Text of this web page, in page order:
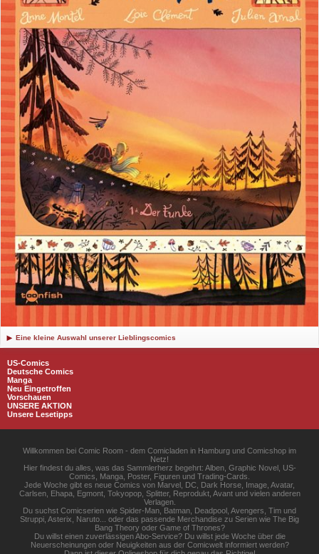
Eine kleine Auswahl unserer Lieblingscomics
US-Comics
Deutsche Comics
Manga
Neu Eingetroffen
Vorschauen
UNSERE AKTION
Unsere Lesetipps
Willkommen bei Comic Room - dem Comicladen in Hamburg und Comicshop im
Netz!
Hier findest du alles, was das Sammlerherz begehrt: Alben, Graphic Novel, US-
Comics, Manga, Poster, Figuren und Trading-Cards.
Jede Woche gibt es neue Comics von Marvel, DC, Dark Horse, Image, Avatar,
Carlsen, Ehapa, Egmont, Tokyopop, Splitter, Reprodukt, Avant und vielen anderen
Verlagen.
Du suchst Comicserien wie Spider-Man, Batman, Deadpool, Avengers, Tim und
Struppi, Asterix, Naruto... oder das passende Merchandise zu Serien wie The Big
Bang Theory oder Game of Thrones?
Du willst einen zuverlässigen Abo-Service? Du willst jede Woche über die
Neuerscheinungen oder Neuigkeiten aus der Comicwelt informiert werden?